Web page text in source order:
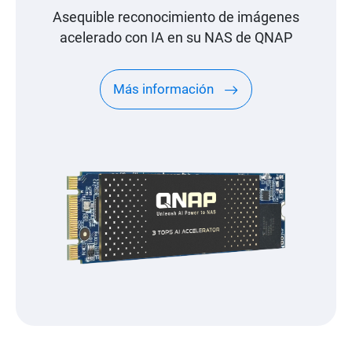
Asequible reconocimiento de imágenes
acelerado con IA en su NAS de QNAP
Más información